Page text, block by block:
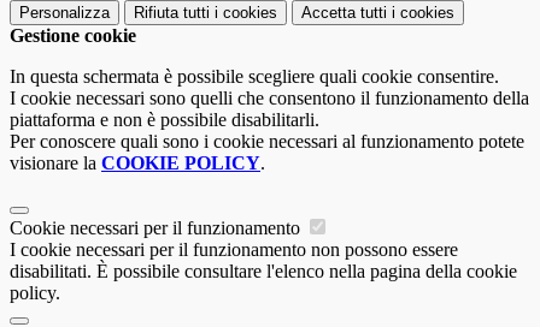
Personalizza Rifiuta tutti i cookies Accetta tutti i cookies
Gestione cookie
In questa schermata è possibile scegliere quali cookie consentire.
I cookie necessari sono quelli che consentono il funzionamento della
piattaforma e non è possibile disabilitarli.
Per conoscere quali sono i cookie necessari al funzionamento potete
visionare la COOKIE POLICY.
Cookie necessari per il funzionamento
I cookie necessari per il funzionamento non possono essere
disabilitati. È possibile consultare l'elenco nella pagina della cookie
policy.